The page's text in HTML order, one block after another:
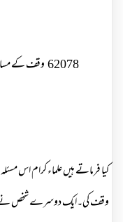
62078وقف کے
کیا فرماتے ہیں علماء کرام اس
وقف کی۔ایک دوسرے شخص نے کہا